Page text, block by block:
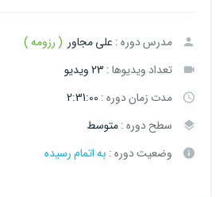
مدرس دوره : علی مجاور ( رزومه )
تعداد ویدیوها : 23 ویدیو
مدت زمان دوره : 2:31:00
سطح دوره :متوسط
وضعیت دوره : به اتمام رسیده